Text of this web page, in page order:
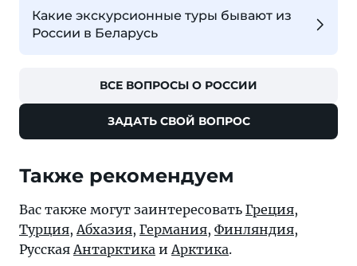
Какие экскурсионные туры бывают из
России в Беларусь
ВСЕ ВОПРОСЫ О РОССИИ
ЗАДАТЬ СВОЙ ВОПРОС
Также рекомендуем
Вас также могут заинтересовать Греция,
Турция, Абхазия, Германия, Финляндия,
Русская Антарктика и Арктика.